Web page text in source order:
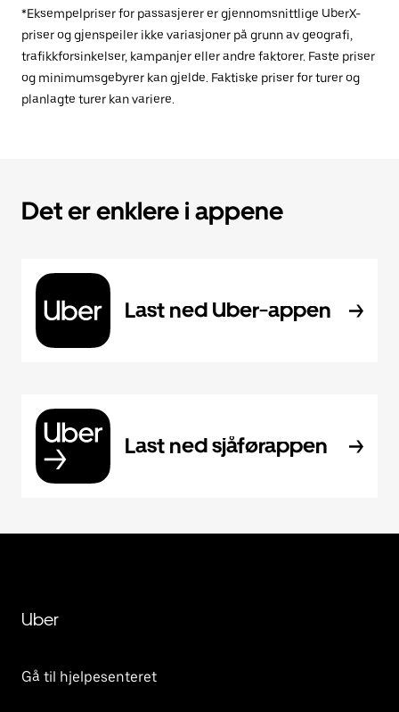
*Eksempelpriser for passasjerer er gjennomsnittlige UberX-
priser og gjenspeiler ikke variasjoner på grunn av geografi,
trafikkforsinkelser, kampanjer eller andre faktorer. Faste priser
og minimumsgebyrer kan gjelde. Faktiske priser for turer og
planlagte turer kan variere.
Det er enklere i appene
Last ned Uber-appen
Last ned sjåførappen
Uber
Gå til hjelpesenteret